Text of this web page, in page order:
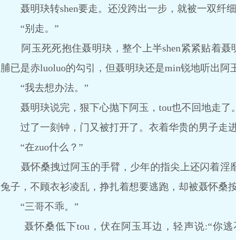
聂明玦转shen要走。还没跨出一步，就被一双纤细
“别走。”
阿玉死死抱住聂明玦，整个上半shen紧紧贴着聂
脯已是赤luoluo的勾引，但聂明玦还是min锐地听出阿
“我去想办法。”
聂明玦说完，狠下心抛下阿玉，tou也不回地走了。
过了一刻钟，门又被打开了。衣着华贵的男子走进
“在zuo什么？”
聂怀桑拽过阿玉的手臂，少年的指尖上还闪着淫
兔子，不顾衣衫凌乱，挣扎着想要逃跑，却被聂怀桑
“三哥不乖。”
聂怀桑低下tou，伏在阿玉耳边，轻声说:“你逃